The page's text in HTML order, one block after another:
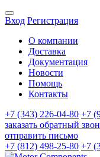
Вход Регистрация
О компании
Доставка
Документация
Новости
Помощь
Контакты
+7 (343) 226-04-80 +7
заказать обратный
отправить письмо
+7 (812) 498-25-80 +7